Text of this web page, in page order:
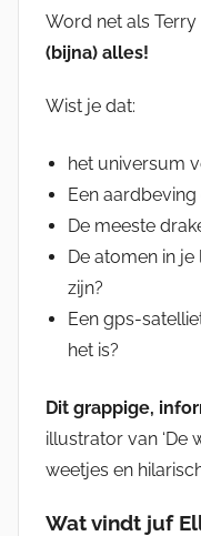
Word net als Terry
(bijna) alles!
Wist je dat:
het universum
Een
De meeste
De atomen in
zijn?
Een gps-
het is?
Dit grappige,
illustrator van ‘De
weetjes en
Wat vindt juf